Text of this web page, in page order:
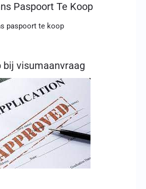
Paspoort Te Koop
bij visumaanvraag